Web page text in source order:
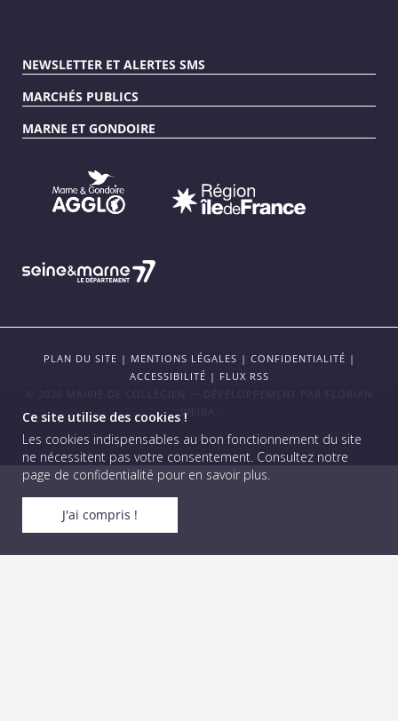
Ce site utilise des cookies !
Les cookies indispensables au bon fonctionnement du site
ne nécessitent pas votre consentement. Consultez notre
page de confidentialité pour en savoir plus.
J'ai compris !
NEWSLETTER ET ALERTES SMS
MARCHÉS PUBLICS
MARNE ET GONDOIRE
PLAN DU SITE | MENTIONS LÉGALES | CONFIDENTIALITÉ |
ACCESSIBILITÉ | FLUX RSS
VIEIRA